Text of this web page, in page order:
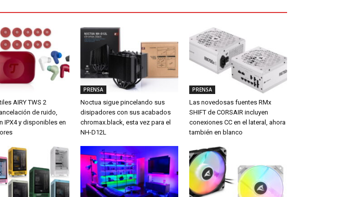
AIRY TWS 2
de ruido,
IPX4 y disponibles en
PRENSA
Noctua sigue pincelando sus
disipadores con sus acabados
chromax.black, esta vez para el
NH-D12L
PRENSA
Las novedosas fuentes RMx
SHIFT de CORSAIR incluyen
conexiones CC en el lateral, ahora
también en blanco